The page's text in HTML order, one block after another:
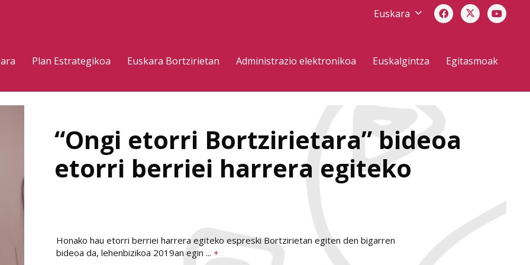
Euskara
Plan Estrategikoa Euskara Bortzirietan Administrazio elektronikoa Euskalgintza Egitasmoak
“Ongi etorri Bortzirietara” bideoa
etorri berriei harrera egiteko
Honako hau etorri berriei harrera egiteko espreski Bortzirietan egiten den bigarren
bideoa da, lehenbizikoa 2019an egin ... +